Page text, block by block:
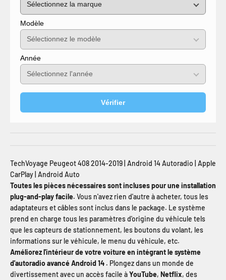
Modèle
Année
Vérifier
TechVoyage Peugeot 408 2014-2019 | Android 14 Autoradio | Apple
CarPlay | Android Auto
Toutes les pièces nécessaires sont incluses pour une installation
plug-and-play facile. Vous n'avez rien d'autre à acheter, tous les
adaptateurs et câbles sont inclus dans le package. Le système
prend en charge tous les paramètres d'origine du véhicule tels
que les capteurs de stationnement, les boutons du volant, les
informations sur le véhicule, le menu du véhicule, etc.
Améliorez l'intérieur de votre voiture en intégrant le système
d'autoradio avancé Android 14 . Plongez dans un monde de
divertissement avec un accès facile àYouTube, Netflix, des